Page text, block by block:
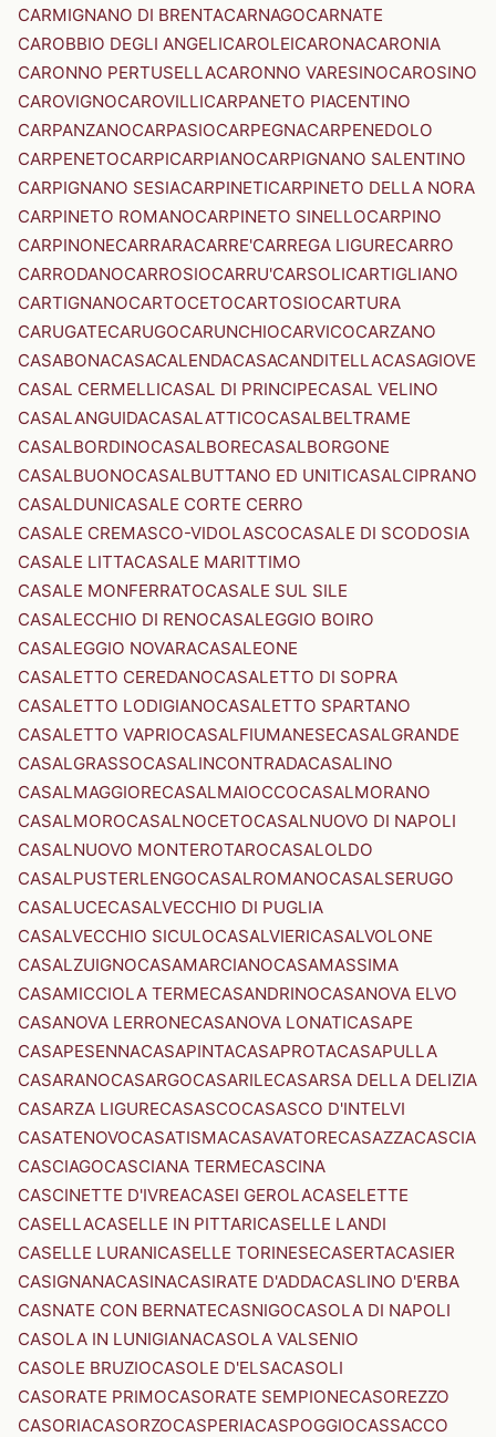
CARMIGNANO DI BRENTACARNAGOCARNATE
CAROBBIO DEGLI ANGELICAROLEICARONACARONIA
CARONNO PERTUSELLACARONNO VARESINOCAROSINO
CAROVIGNOCAROVILLICARPANETO PIACENTINO
CARPANZANOCARPASIOCARPEGNACARPENEDOLO
CARPENETOCARPICARPIANOCARPIGNANO SALENTINO
CARPIGNANO SESIACARPINETICARPINETO DELLA NORA
CARPINETO ROMANOCARPINETO SINELLOCARPINO
CARPINONECARRARACARRE'CARREGA LIGURECARRO
CARRODANOCARROSIOCARRU'CARSOLICARTIGLIANO
CARTIGNANOCARTOCETOCARTOSIOCARTURA
CARUGATECARUGOCARUNCHIOCARVICOCARZANO
CASABONACASACALENDACASACANDITELLACASAGIOVE
CASAL CERMELLICASAL DI PRINCIPECASAL VELINO
CASALANGUIDACASALATTICOCASALBELTRAME
CASALBORDINOCASALBORECASALBORGONE
CASALBUONOCASALBUTTANO ED UNITICASALCIPRANO
CASALDUNICASALE CORTE CERRO
CASALE CREMASCO-VIDOLASCOCASALE DI SCODOSIA
CASALE LITTACASALE MARITTIMO
CASALE MONFERRATOCASALE SUL SILE
CASALECCHIO DI RENOCASALEGGIO BOIRO
CASALEGGIO NOVARACASALEONE
CASALETTO CEREDANOCASALETTO DI SOPRA
CASALETTO LODIGIANOCASALETTO SPARTANO
CASALETTO VAPRIOCASALFIUMANESECASALGRANDE
CASALGRASSOCASALINCONTRADACASALINO
CASALMAGGIORECASALMAIOCCOCASALMORANO
CASALMOROCASALNOCETOCASALNUOVO DI NAPOLI
CASALNUOVO MONTEROTAROCASALOLDO
CASALPUSTERLENGOCASALROMANOCASALSERUGO
CASALUCECASALVECCHIO DI PUGLIA
CASALVECCHIO SICULOCASALVIERICASALVOLONE
CASALZUIGNOCASAMARCIANOCASAMASSIMA
CASAMICCIOLA TERMECASANDRINOCASANOVA ELVO
CASANOVA LERRONECASANOVA LONATICASAPE
CASAPESENNACASAPINTACASAPROTACASAPULLA
CASARANOCASARGOCASARILECASARSA DELLA DELIZIA
CASARZA LIGURECASASCOCASASCO D'INTELVI
CASATENOVOCASATISMACASAVATORECASAZZACASCIA
CASCIAGOCASCIANA TERMECASCINA
CASCINETTE D'IVREACASEI GEROLACASELETTE
CASELLACASELLE IN PITTARICASELLE LANDI
CASELLE LURANICASELLE TORINESECASERTACASIER
CASIGNANACASINACASIRATE D'ADDACASLINO D'ERBA
CASNATE CON BERNATECASNIGOCASOLA DI NAPOLI
CASOLA IN LUNIGIANACASOLA VALSENIO
CASOLE BRUZIOCASOLE D'ELSACASOLI
CASORATE PRIMOCASORATE SEMPIONECASOREZZO
CASORIACASORZOCASPERIACASPOGGIOCASSACCO